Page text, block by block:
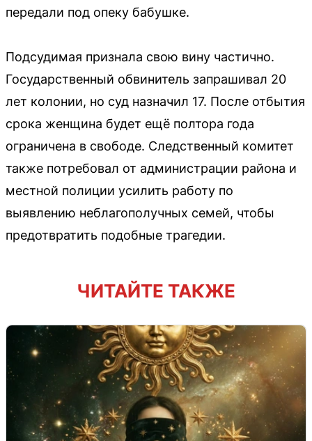
передали под опеку бабушке.
Подсудимая признала свою вину частично.
Государственный обвинитель запрашивал 20
лет колонии, но суд назначил 17. После отбытия
срока женщина будет ещё полтора года
ограничена в свободе. Следственный комитет
также потребовал от администрации района и
местной полиции усилить работу по
выявлению неблагополучных семей, чтобы
предотвратить подобные трагедии.
ЧИТАЙТЕ ТАКЖЕ